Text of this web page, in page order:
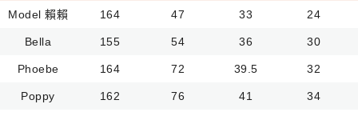
Model 賴賴 164 47 33 24
Bella 155 54 36 30
Phoebe 164 72 39.5 32
Poppy 162 76 41 34